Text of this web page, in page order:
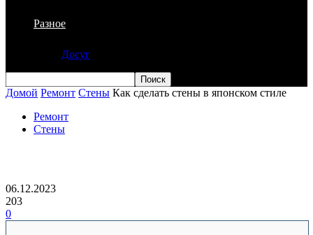
Разное
Досуг
Домой Ремонт Стены Как сделать стены в японском стиле
Ремонт
Стены
06.12.2023
203
0